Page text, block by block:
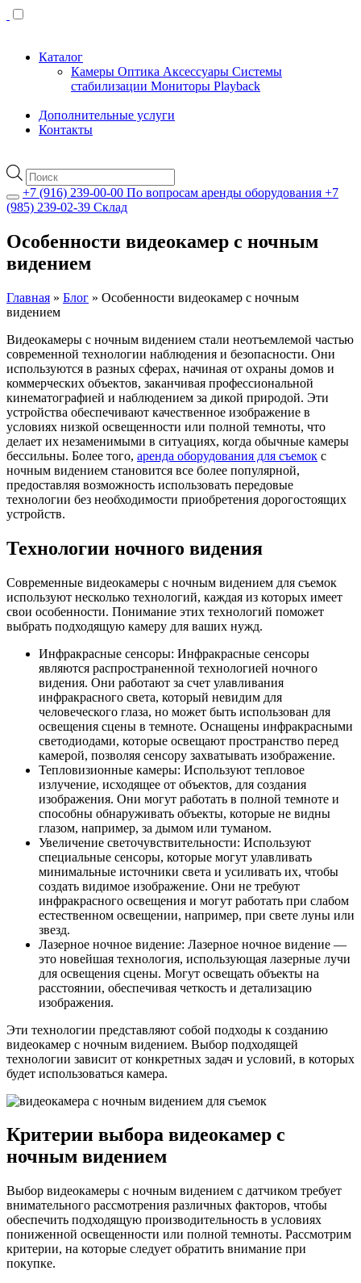
Каталог
Камеры Оптика Аксессуары Системы
стабилизации Мониторы Playback
Дополнительные услуги
Контакты
Поиск
товаров
+7 (916) 239-00-00 По вопросам аренды оборудования +7
(985) 239-02-39 Склад
Особенности видеокамер с ночным
видением
Главная » Блог » Особенности видеокамер с ночным
видением
Видеокамеры с ночным видением стали неотъемлемой частью
современной технологии наблюдения и безопасности. Они
используются в разных сферах, начиная от охраны домов и
коммерческих объектов, заканчивая профессиональной
кинематографией и наблюдением за дикой природой. Эти
устройства обеспечивают качественное изображение в
условиях низкой освещенности или полной темноты, что
делает их незаменимыми в ситуациях, когда обычные камеры
бессильны. Более того, аренда оборудования для съемок с
ночным видением становится все более популярной,
предоставляя возможность использовать передовые
технологии без необходимости приобретения дорогостоящих
устройств.
Технологии ночного видения
Современные видеокамеры с ночным видением для съемок
используют несколько технологий, каждая из которых имеет
свои особенности. Понимание этих технологий поможет
выбрать подходящую камеру для ваших нужд.
Инфракрасные сенсоры: Инфракрасные сенсоры
являются распространенной технологией ночного
видения. Они работают за счет улавливания
инфракрасного света, который невидим для
человеческого глаза, но может быть использован для
освещения сцены в темноте. Оснащены инфракрасными
светодиодами, которые освещают пространство перед
камерой, позволяя сенсору захватывать изображение.
Тепловизионные камеры: Используют тепловое
излучение, исходящее от объектов, для создания
изображения. Они могут работать в полной темноте и
способны обнаруживать объекты, которые не видны
глазом, например, за дымом или туманом.
Увеличение светочувствительности: Используют
специальные сенсоры, которые могут улавливать
минимальные источники света и усиливать их, чтобы
создать видимое изображение. Они не требуют
инфракрасного освещения и могут работать при слабом
естественном освещении, например, при свете луны или
звезд.
Лазерное ночное видение: Лазерное ночное видение —
это новейшая технология, использующая лазерные лучи
для освещения сцены. Могут освещать объекты на
расстоянии, обеспечивая четкость и детализацию
изображения.
Эти технологии представляют собой подходы к созданию
видеокамер с ночным видением. Выбор подходящей
технологии зависит от конкретных задач и условий, в которых
будет использоваться камера.
Критерии выбора видеокамер с
ночным видением
Выбор видеокамеры с ночным видением с датчиком требует
внимательного рассмотрения различных факторов, чтобы
обеспечить подходящую производительность в условиях
пониженной освещенности или полной темноты. Рассмотрим
критерии, на которые следует обратить внимание при
покупке.